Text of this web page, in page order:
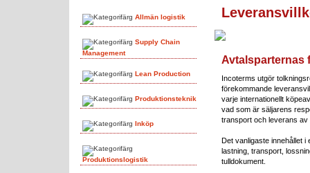
Allmän logistik
Supply Chain
Management
Lean Production
Produktionsteknik
Inköp
Produktionslogistik
Avtalsparternas
Incoterms utgör
förekommande
varje internationellt
vad som är säljarens
transport och leverans av
Det vanligaste innehållet
lastning, transport,
tulldokument.